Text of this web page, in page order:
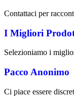
Contattaci per
I Migliori
Selezioniamo i
Pacco Anonimo
Ci piace essere